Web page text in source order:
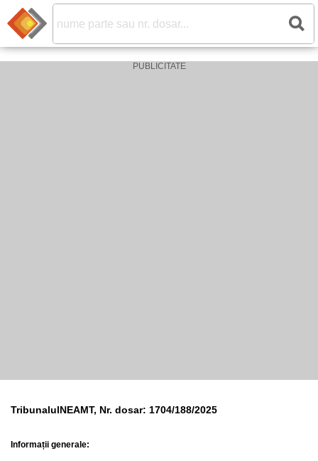
TribunalulNEAMT, Nr. dosar: 1704/188/2025
Informații generale: